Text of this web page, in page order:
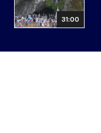
31:00